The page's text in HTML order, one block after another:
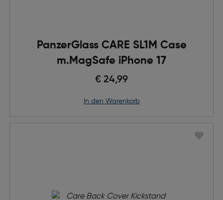
PanzerGlass CARE SL1M Case
m.MagSafe iPhone 17
€ 24,99
in den Warenkorb